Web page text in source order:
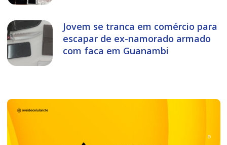
Jovem se tranca em comércio para
escapar de ex-namorado armado
com faca em Guanambi